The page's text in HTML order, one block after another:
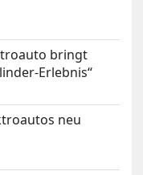
bringt
Erlebnis“
neu